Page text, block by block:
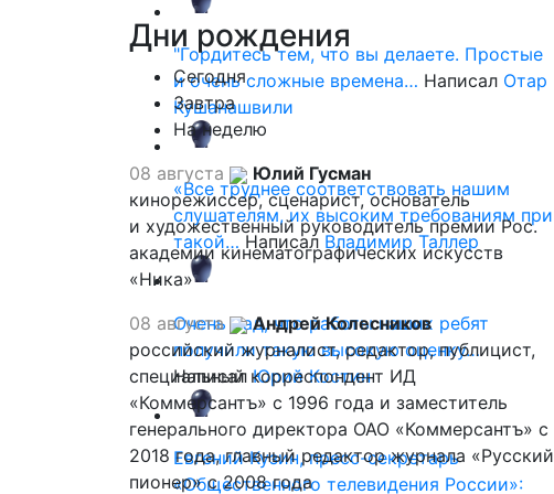
"Гордитесь тем, что вы делаете. Простые
и очень сложные времена… Написал Отар
Кушанашвили
«Все труднее соответствовать нашим
слушателям, их высоким требованиям при
такой… Написал Владимир Таллер
Очень рад, что работы наших ребят
получили такую высокую оценку…
НаписалЮрий Костин
Евгений Кузин, пресс-секретарь
«Общественного телевидения России»:
Дни рождения
Сегодня
Завтра
На неделю
08 августа
Юлий Гусман
кинорежиссер, сценарист, основатель
и художественный руководитель премии Рос.
академии кинематографических искусств
«Ника»
08 августа
Андрей Колесников
российский журналист, редактор, публицист,
специальный корреспондент ИД
«Коммерсантъ» с 1996 года и заместитель
генерального директора ОАО «Коммерсантъ» с
2018 года, главный редактор журнала «Русский
пионер» с 2008 года